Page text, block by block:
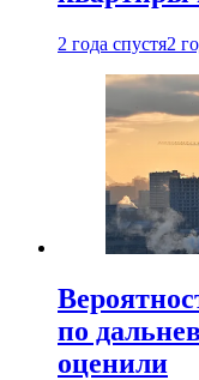
2 года спустя2
по
оценили